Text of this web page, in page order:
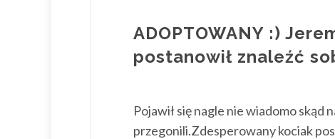
ADOPTOWANY :)
postanowił znaleźć
Pojawił się nagle nie wiadomo skąd
przegonili.Zdesperowany kociak